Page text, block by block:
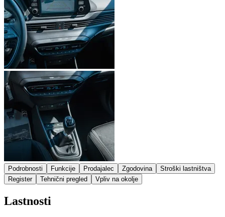
Podrobnosti Funkcije Prodajalec Zgodovina
Stroški lastništva
Register
Tehnični pregled Vpliv na okolje
Lastnosti